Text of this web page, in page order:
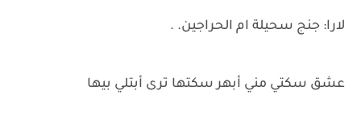
لارا: جنج سحيلة ام الحراجين. .
عشق سكتي مني أبهر سكتها ترى أبتلي بيها